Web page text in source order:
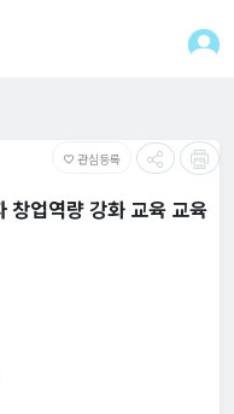
favorite_border 관심등록
창업역량 강화 교육 교육